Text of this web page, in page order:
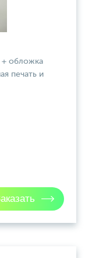
+ обложка
печать и